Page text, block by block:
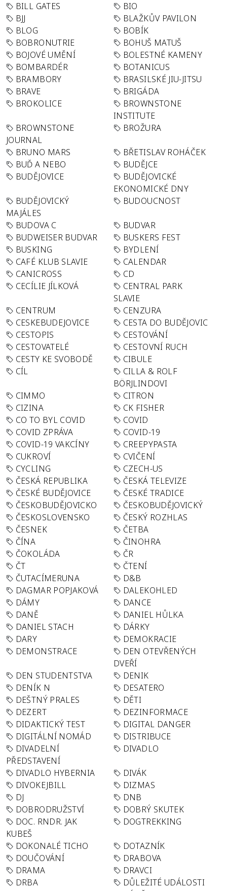
BILL GATES
BIO
BJJ
BLAŽKŮV PAVILON
BLOG
BOBÍK
BOBRONUTRIE
BOHUŠ MATUŠ
BOJOVÉ UMĚNÍ
BOLESTNÉ KAMENY
BOMBARDÉR
BOTANICUS
BRAMBORY
BRASILSKÉ JIU-JITSU
BRAVE
BRIGÁDA
BROKOLICE
BROWNSTONE
INSTITUTE
BROWNSTONE
JOURNAL
BROŽURA
BRUNO MARS
BŘETISLAV ROHÁČEK
BUĎ A NEBO
BUDĚJCE
BUDĚJOVICE
BUDĚJOVICKÉ
EKONOMICKÉ DNY
BUDĚJOVICKÝ
MAJÁLES
BUDOUCNOST
BUDOVA C
BUDVAR
BUDWEISER BUDVAR
BUSKERS FEST
BUSKING
BYDLENÍ
CAFÉ KLUB SLAVIE
CALENDAR
CANICROSS
CD
CECÍLIE JÍLKOVÁ
CENTRAL PARK
SLAVIE
CENTRUM
CENZURA
CESKEBUDEJOVICE
CESTA DO BUDĚJOVIC
CESTOPIS
CESTOVÁNÍ
CESTOVATELÉ
CESTOVNÍ RUCH
CESTY KE SVOBODĚ
CIBULE
CÍL
CILLA & ROLF
BÖRJLINDOVI
CIMMO
CITRON
CIZINA
CK FISHER
CO TO BYL COVID
COVID
COVID ZPRÁVA
COVID-19
COVID-19 VAKCÍNY
CREEPYPASTA
CUKROVÍ
CVIČENÍ
CYCLING
CZECH-US
ČESKÁ REPUBLIKA
ČESKÁ TELEVIZE
ČESKÉ BUDĚJOVICE
ČESKÉ TRADICE
ČESKOBUDĚJOVICKO
ČESKOBUDĚJOVICKÝ
ČESKOSLOVENSKO
ČESKÝ ROZHLAS
ČESNEK
ČETBA
ČÍNA
ČINOHRA
ČOKOLÁDA
ČR
ČT
ČTENÍ
ČUTACÍMERUNA
D&B
DAGMAR POPJAKOVÁ
DALEKOHLED
DÁMY
DANCE
DANĚ
DANIEL HŮLKA
DANIEL STACH
DÁRKY
DARY
DEMOKRACIE
DEMONSTRACE
DEN OTEVŘENÝCH
DVEŘÍ
DEN STUDENTSTVA
DENIK
DENÍK N
DESATERO
DEŠTNÝ PRALES
DĚTI
DEZERT
DEZINFORMACE
DIDAKTICKÝ TEST
DIGITAL DANGER
DIGITÁLNÍ NOMÁD
DISTRIBUCE
DIVADELNÍ
PŘEDSTAVENÍ
DIVADLO
DIVADLO HYBERNIA
DIVÁK
DIVOKEJBILL
DIZMAS
DJ
DNB
DOBRODRUŽSTVÍ
DOBRÝ SKUTEK
DOC. RNDR. JAK
KUBEŠ
DOGTREKKING
DOKONALÉ TICHO
DOTAZNÍK
DOUČOVÁNÍ
DRABOVA
DRAMA
DRAVCI
DRBA
DŮLEŽITÉ UDÁLOSTI